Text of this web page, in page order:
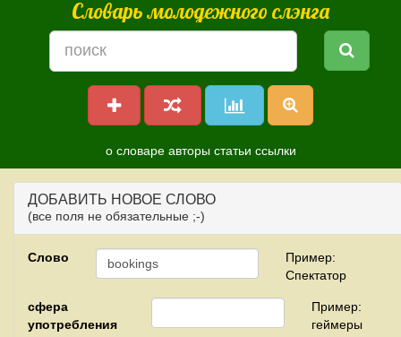
Словарь молодежного слэнга
о словаре авторы статьи ссылки
ДОБАВИТЬ НОВОЕ СЛОВО
(все поля не обязательные ;-)
Слово
Пример:
Спектатор
сфера
употребления
Пример:
геймеры